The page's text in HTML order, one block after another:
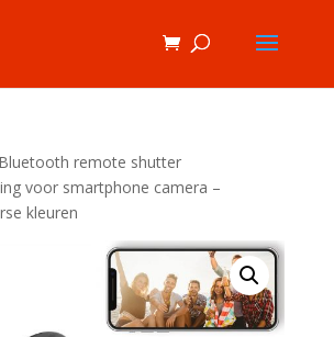
remote shutter
voor smartphone camera –
kleuren